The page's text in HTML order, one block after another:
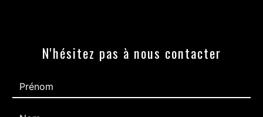
N'hésitez pas à nous contacter